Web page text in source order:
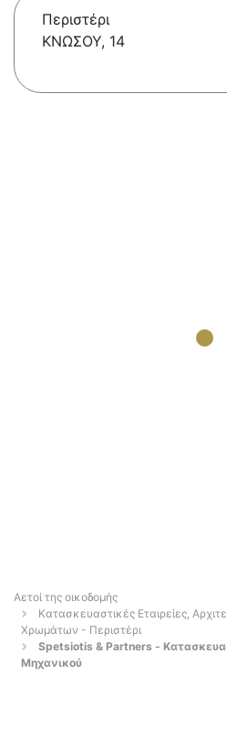
Περιστέρι
ΚΝΩΣΟΥ, 14
Αετοί της οικοδομής
Κατασκευαστικές Εταιρείες,
Χρωμάτων - Περιστέρι
Spetsiotis & Partners -
Μηχανικού